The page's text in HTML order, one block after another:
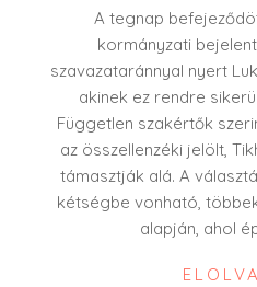
A tegnap
kormányzati
szavazataránnyal nyert
akinek ez rendre
Független szakértők
az összellenzéki jelölt,
támasztják alá. A
kétségbe vonható,
alapján, ahol